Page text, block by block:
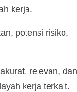
kerja.
potensi risiko,
relevan, dan
kerja terkait.